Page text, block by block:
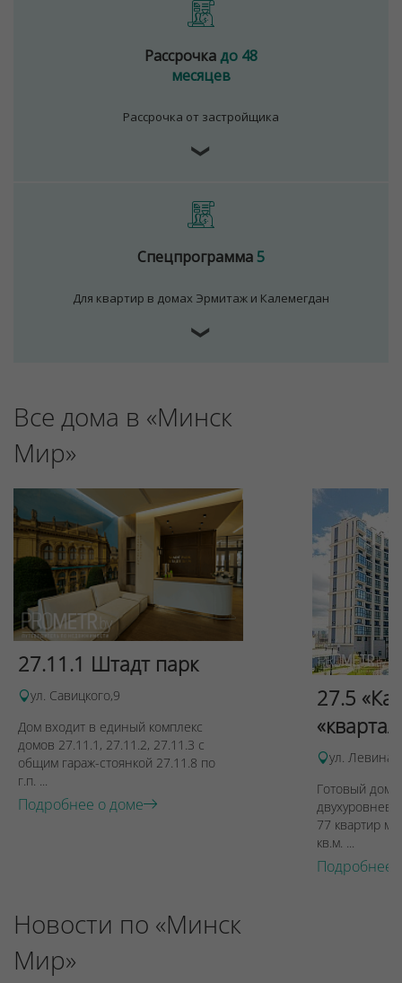
Рассрочкадо 48
месяцев
Рассрочка от застройщика
❯
Спецпрограмма5
Для квартир в домах Эрмитаж и Калемегдан
❯
Все дома в «Минск
Мир»
27.11.1 Штадт парк
ул. Савицкого,9
Дом входит в единый комплекс
домов 27.11.1, 27.11.2, 27.11.3 с
общим гараж-стоянкой 27.11.8 по
г.п. ...
Подробнее о доме
27.5
ул. Левина,
Готовый дом
77 квартир
кв.м. ...
Подробнее
Новости по «Минск
Мир»
Для обеспечения удобства пользователей сайта